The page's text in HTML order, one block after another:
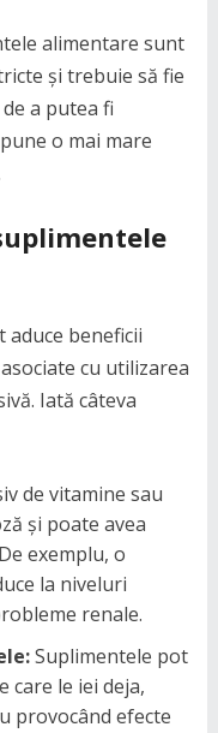
alimentare sunt
și trebuie să fie
a putea fi
o mai mare
beneficii
cu utilizarea
Iată câteva
de vitamine sau
și poate avea
exemplu, o
la niveluri
renale.
Suplimentele pot
care le iei deja,
provocând efecte